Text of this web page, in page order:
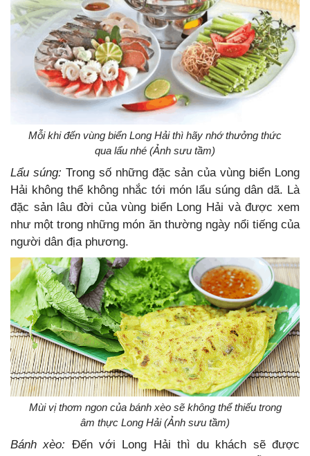
Mỗi khi đến vùng biển Long Hải thì hãy nhớ thưởng thức
qua lẩu nhé (Ảnh sưu tầm)
Lẩu súng: Trong số những đặc sản của vùng biển Long
Hải không thể không nhắc tới món lẩu súng dân dã. Là
đặc sản lâu đời của vùng biển Long Hải và được xem
như một trong những món ăn thường ngày nổi tiếng của
người dân địa phương.
Mùi vị thơm ngon của bánh xèo sẽ không thể thiếu trong
âm thực Long Hải (Ảnh sưu tầm)
Bánh xèo: Đến với Long Hải thì du khách sẽ được